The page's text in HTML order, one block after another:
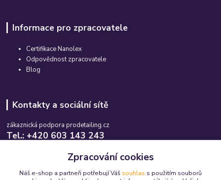
Informace pro zpracovatele
Certifikace Nanolex
Odpovědnost zpracovatele
Blog
Kontakty a sociální sítě
zákaznická podpora prodetailing.cz
Tel.: +420 603 143 243
info@prodetailing.cz
Zpracování cookies
Náš e-shop a partneři potřebují Váš souhlas s použitím souborů